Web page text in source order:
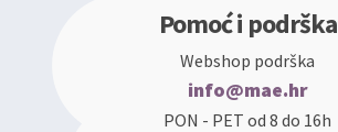
Pomoć i podrška
Webshop podrška
info@mae.hr
PON - PET od 8 do 16h